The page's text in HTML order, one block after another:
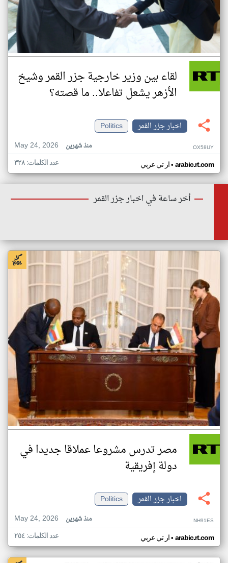
لقاء بين وزير خارجية جزر القمر وشيخ
الأزهر يشعل تفاعلا.. ما قصته؟
اخبار جزر القمر
Politics
May 24, 2026
منذ شهرين OX58UY
ار تي عربي• arabic.rt.com عدد الكلمات: ٣٢٨
أخر ساعة في اخبار جزر القمر
مصر تدرس مشروعا عملاقا جديدا في
دولة إفريقية
اخبار جزر القمر
Politics
May 24, 2026
منذ شهرين NH91ES
ار تي عربي• arabic.rt.com عدد الكلمات: ٢٥٤